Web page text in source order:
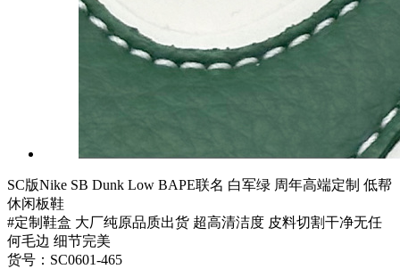
SC版Nike SB Dunk Low BAPE联名 白军绿 周年高端定制 低帮
休闲板鞋
#定制鞋盒 大厂纯原品质出货 超高清洁度 皮料切割干净无任
何毛边 细节完美
货号：SC0601-465